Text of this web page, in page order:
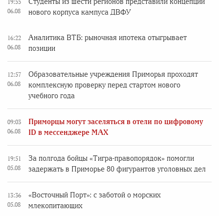
19:55
06.08
нового корпуса кампуса ДВФУ
16:22
06.08
Аналитика ВТБ: рыночная ипотека отыгрывает
позиции
12:57
06.08
Образовательные учреждения Приморья проходят
комплексную проверку перед стартом нового
учебного года
09:03
06.08
Приморцы могут заселяться в отели по цифровому
ID в мессенджере MAX
19:51
05.08
За полгода бойцы «Тигра-правопорядок» помогли
задержать в Приморье 80 фигурантов уголовных дел
13:36
05.08
«Восточный Порт»: с заботой о морских
млекопитающих